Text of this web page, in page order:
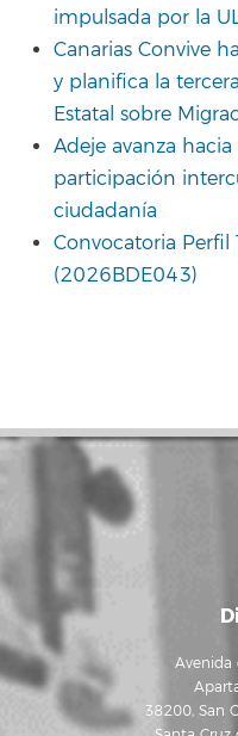
impulsada por la
Canarias Convive
y planifica la
Estatal sobre
Adeje avanza
participación
ciudadanía
Convocatoria Perfil
(2026BDE043)
Avenida
38200, San